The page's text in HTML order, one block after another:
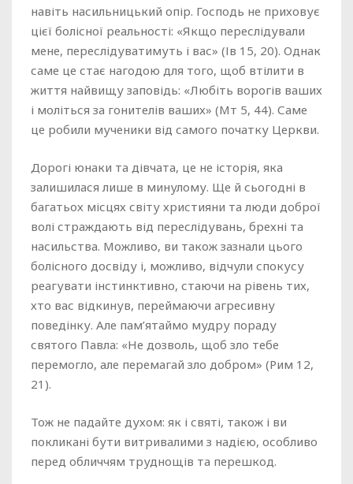
навіть насильницький опір. Господь не приховує
цієї болісної реальності: «Якщо переслідували
мене, переслідуватимуть і вас» (Ів 15, 20). Однак
саме це стає нагодою для того, щоб втілити в
життя найвищу заповідь: «Любіть ворогів ваших
і моліться за гонителів ваших» (Мт 5, 44). Саме
це робили мученики від самого початку Церкви.
Дорогі юнаки та дівчата, це не історія, яка
залишилася лише в минулому. Ще й сьогодні в
багатьох місцях світу християни та люди доброї
волі страждають від переслідувань, брехні та
насильства. Можливо, ви також зазнали цього
болісного досвіду і, можливо, відчули спокусу
реагувати інстинктивно, стаючи на рівень тих,
хто вас відкинув, переймаючи агресивну
поведінку. Але пам’ятаймо мудру пораду
святого Павла: «Не дозволь, щоб зло тебе
перемогло, але перемагай зло добром» (Рим 12,
21).
Тож не падайте духом: як і святі, також і ви
покликані бути витривалими з надією, особливо
перед обличчям труднощів та перешкод.